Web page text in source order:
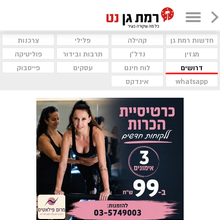
חדשות רמת גן קהילה פלילי
צרכנות
מגזין
נדל"ן תרבות ובידור
פוליטיקה
דרושים
לוח חינם עסקים
פייסבוק
whatsapp
אינדקס